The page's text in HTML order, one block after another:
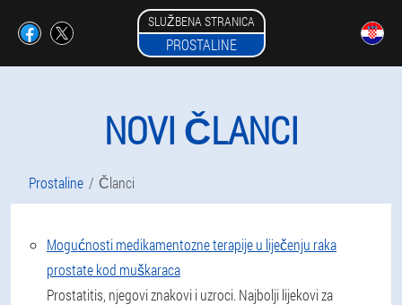
SLUŽBENA STRANICA
PROSTALINE
NOVI ČLANCI
Prostaline Članci
Mogućnosti medikamentozne terapije u liječenju raka
prostate kod muškaraca
Prostatitis, njegovi znakovi i uzroci. Najbolji lijekovi za